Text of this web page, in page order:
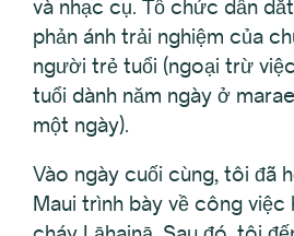
và nhạc cụ. Tổ chức dẫn
phản ánh trải nghiệm của
người trẻ tuổi (ngoại trừ
tuổi dành năm ngày ở
một ngày).
Vào ngày cuối cùng, tôi đã
Maui trình bày về công việc